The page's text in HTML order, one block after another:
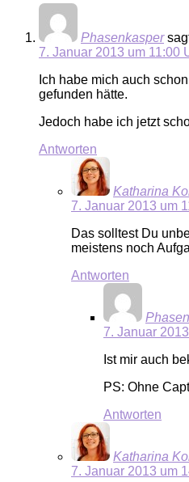
Phasenkasper
7. Januar 2013 um 11:00
Ich habe mich auch
gefunden hätte.
Jedoch habe ich jetzt
Antworten
Katharina
7. Januar 2013 um
Das solltest Du
meistens noch
Antworten
7. Januar
Ist mir auch
PS: Ohne
Antworten
Katharina
7. Januar 2013 um